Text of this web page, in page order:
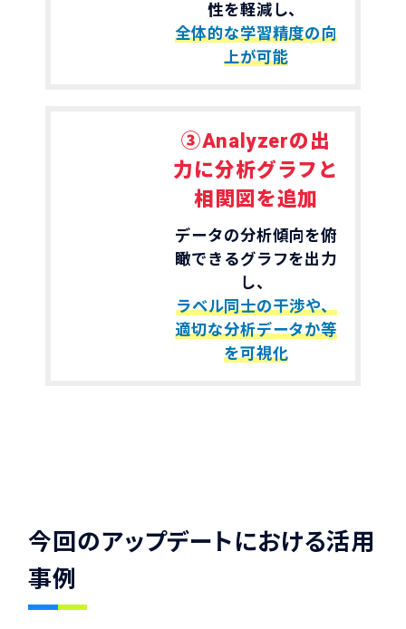
性を軽減し、
全体的な学習精度の向
上が可能
③Analyzerの出
力に分析グラフと
相関図を追加
データの分析傾向を俯
瞰できるグラフを出力
し、
ラベル同士の干渉や、
適切な分析データか等
を可視化
今回のアップデートにおける活用
事例